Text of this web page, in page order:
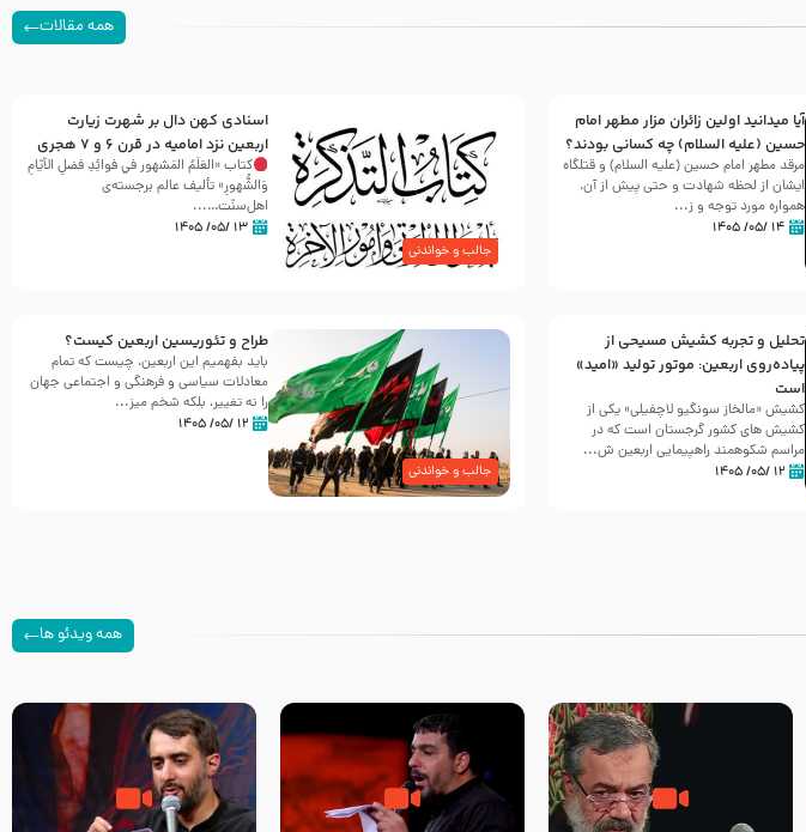
همه مقالات
آیا میدانید اولین زائران مزار مطهر امام
حسین (علیه السلام) چه کسانی بودند؟
مرقد مطهر امام حسین (علیه السلام) و قتلگاه
ایشان از لحظه شهادت و حتی پیش از آن،
همواره مورد توجه و ز...
۱۴ /۰۵/ ۱۴۰۵
جالب و خواندنی
اسنادی کهن دال بر شهرت زیارت
اربعین نزد امامیه در قرن ۶ و ۷ هجری
کتاب «العَلَمُ المَشهور في فَوائِدِ فَضلِ الأيّامِ
وَالشُّهورِ» تألیف عالم برجسته‌ی
اهل‌سنّت…...
۱۳ /۰۵/ ۱۴۰۵
تحلیل و تجربه کشیش مسیحی از
پیاده‌روی اربعین: موتور تولید «امید»
است
کشیش «مالخاز سونگیو لاچفیلی» یکی از
کشیش های کشور گرجستان است که در
مراسم شکوهمند راهپیمایی اربعین ش...
۱۲ /۰۵/ ۱۴۰۵ جالب و خواندنی
طراح و تئوریسین اربعین کیست؟
باید بفهمیم این اربعین، چیست که تمام
معادلات سیاسی و فرهنگی و اجتماعی جهان
را نه تغییر، بلکه شخم میز...
۱۲ /۰۵/ ۱۴۰۵
همه ویدئو ها